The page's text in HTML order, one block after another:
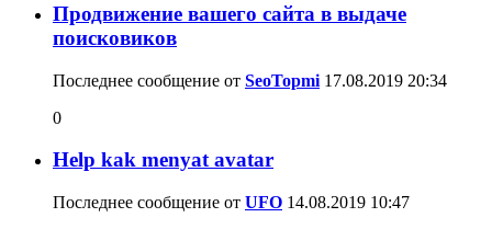
Продвижение вашего сайта в выдаче
поисковиков
Последнее сообщение от SeoTopmi 17.08.2019 20:34
0
Help kak menyat avatar
Последнее сообщение от UFO 14.08.2019 10:47